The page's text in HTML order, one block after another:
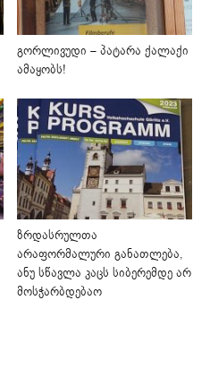
გორლივუდი – პატარა ქალაქი
ამაყობს!
ზრდასრულთა
არაფორმალური განათლება,
ანუ სწავლა კაცს სიბერემდე არ
მოსჭარბდებაო